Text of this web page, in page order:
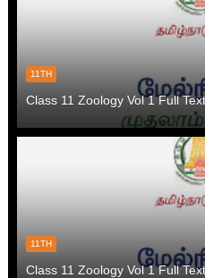
11TH
Class 11 Zoology Vol 1 Full
11TH
Class 11 Zoology Vol 1 Full